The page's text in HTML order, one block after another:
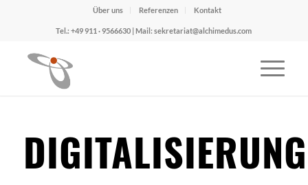
Über uns Referenzen Kontakt
Tel.: +49 911 · 9566630 | Mail: sekretariat@alchimedus.com
DIGITALISIERUNG